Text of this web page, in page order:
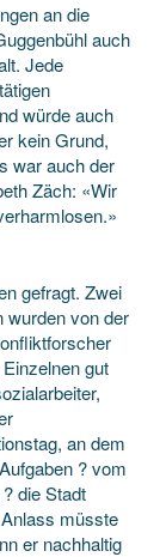
an die
auch
Jede
würde auch
kein Grund,
war auch der
Zäch: «Wir
gefragt. Zwei
wurden von der
gut
an dem
? vom
die Stadt
müsste
er nachhaltig